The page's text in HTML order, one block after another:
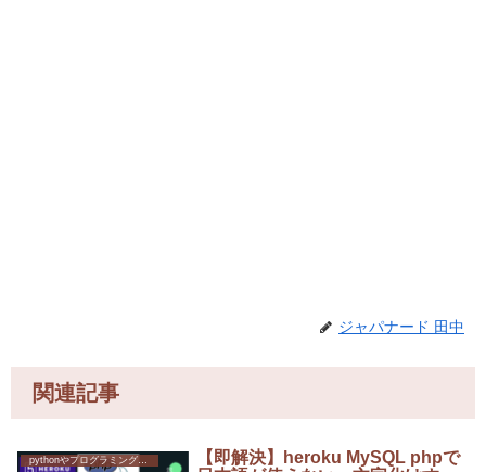
ジャパナード 田中
関連記事
【即解決】heroku MySQL phpで